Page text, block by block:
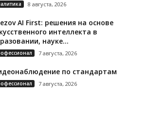
8 августа, 2026
AI First: решения на основе
интеллекта в
науке...
7 августа, 2026
по стандартам
7 августа, 2026